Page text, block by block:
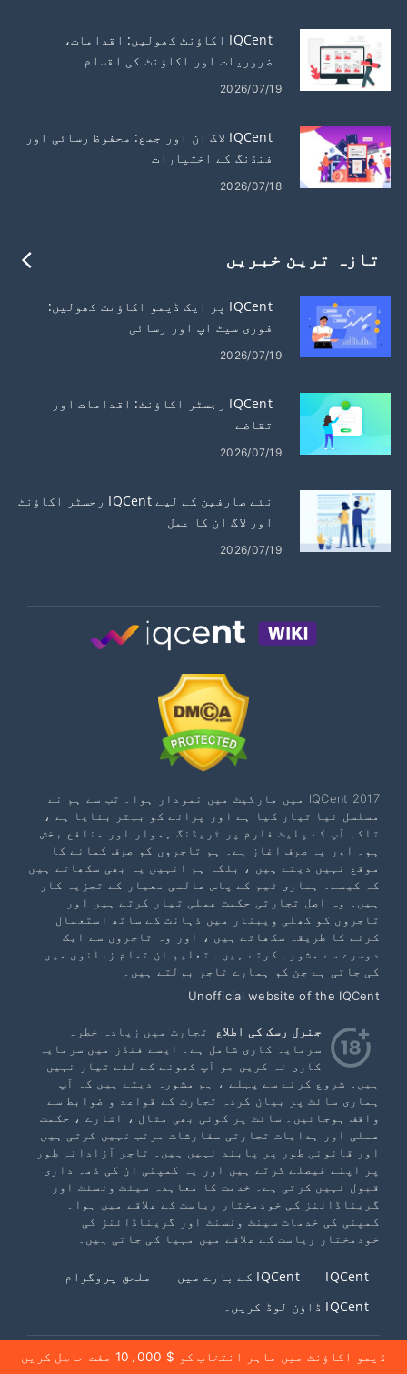
IQCent اکاؤنٹ کھولیں: اقدامات،
ضروریات اور اکاؤنٹ کی اقسام
2026/07/19
IQCent لاگ ان اور جمع: محفوظ رسائی اور
فنڈنگ ​​کے اختیارات
2026/07/18
تازہ ترین خبریں
IQCent پر ایک ڈیمو اکاؤنٹ کھولیں:
فوری سیٹ اپ اور رسائی
2026/07/19
IQCent رجسٹر اکاؤنٹ: اقدامات اور
تقاضے
2026/07/19
نئے صارفین کے لیے IQCent رجسٹر اکاؤنٹ
اور لاگ ان کا عمل
2026/07/19
IQCent 2017 میں مارکیٹ میں نمودار ہوا۔ تب سے ہم نے
مسلسل نیا تیار کیا ہے اور پرانے کو بہتر بنایا ہے ،
تاکہ آپ کے پلیٹ فارم پر ٹریڈنگ ہموار اور منافع بخش
ہو۔ اور یہ صرف آغاز ہے۔ ہم تاجروں کو صرف کمانے کا
موقع نہیں دیتے ہیں ، بلکہ ہم انہیں یہ بھی سکھاتے ہیں
کہ کیسے۔ ہماری ٹیم کے پاس عالمی معیار کے تجزیہ کار
ہیں۔ وہ اصل تجارتی حکمت عملی تیار کرتے ہیں اور
تاجروں کو کھلی ویبنار میں ذہانت کے ساتھ استعمال
کرنے کا طریقہ سکھاتے ہیں ، اور وہ تاجروں سے ایک
دوسرے سے مشورہ کرتے ہیں۔ تعلیم ان تمام زبانوں میں
کی جاتی ہے جن کو ہمارے تاجر بولتے ہیں۔
Unofficial website of the IQCent
جنرل رسک کی اطلاع : تجارت میں زیادہ خطرہ
سرمایہ کاری شامل ہے۔ ایسے فنڈز میں سرمایہ
کاری نہ کریں جو آپ کھونے کے لئے تیار نہیں
ہیں۔ شروع کرنے سے پہلے ، ہم مشورہ دیتے ہیں کہ آپ
ہماری سائٹ پر بیان کردہ تجارت کے قواعد و ضوابط سے
واقف ہوجائیں۔ سائٹ پر کوئی بھی مثال ، اشارے ، حکمت
عملی اور ہدایات تجارتی سفارشات مرتب نہیں کرتی ہیں
اور قانونی طور پر پابند نہیں ہیں۔ تاجر آزادانہ طور
پر اپنے فیصلے کرتے ہیں اور یہ کمپنی ان کی ذمہ داری
قبول نہیں کرتی ہے۔ خدمت کا معاہدہ سینٹ ونسنٹ اور
گریناڈائنز کی خودمختار ریاست کے علاقے میں ہوا۔
کمپنی کی خدمات سینٹ ونسنٹ اور گریناڈائنز کی
خودمختار ریاست کے علاقے میں مہیا کی جاتی ہیں۔
IQCent IQCent کے بارے میں
ملحق پروگرام
IQCent ڈاؤن لوڈ کریں۔
ڈیمو اکاؤنٹ میں ماہر انتخاب کو $ 10،000 مفت حاصل کریں